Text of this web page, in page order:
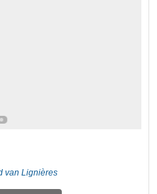
van Lignières